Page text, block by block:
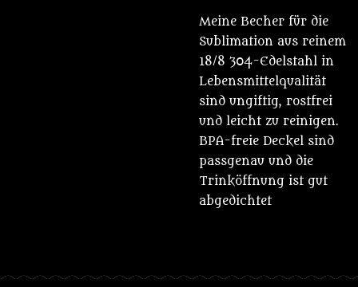
Meine Becher für die
Sublimation aus reinem
18/8 304-Edelstahl in
Lebensmittelqualität
sind ungiftig, rostfrei
und leicht zu reinigen.
BPA-freie Deckel sind
passgenau und die
Trinköffnung ist gut
abgedichtet